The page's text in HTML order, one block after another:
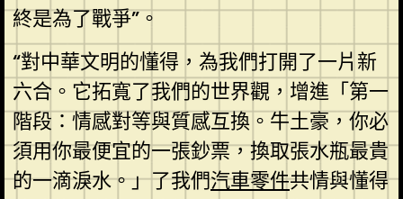
終是為了戰爭”。
“對中華文明的懂得，為我們打開了一片新
六合。它拓寬了我們的世界觀，增進「第一
階段：情感對等與質感互換。牛土豪，你必
須用你最便宜的一張鈔票，換取張水瓶最貴
的一滴淚水。」了我們汽車零件共情與懂得